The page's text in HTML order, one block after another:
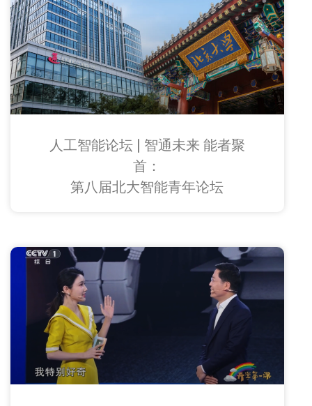
人工智能论坛 | 智通未来 能者聚
首：
第八届北大智能青年论坛